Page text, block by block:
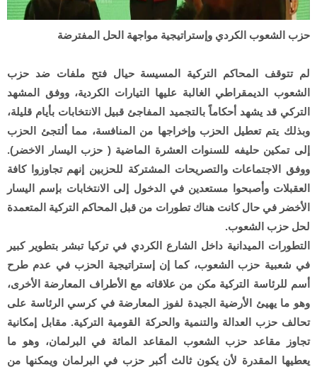
حزب الشعوب الكردي وإستراتيجية مواجهة الحل المفترضة
لم تتوقف المحاكم التركية المسيسة حيال فتح ملفات ضد حزب
الشعوب الديمقراطي الغالبة عليها التيارات الكردية، ووفق المشهد
التركي قد يشهد أحكاماً بالتجميد المفاجئ قبيل الانتخابات بأيام قليلة،
وبذلك يتم تعطيل الحزب وإخراجها من المنافسة، مما ألتجئ الحزب
إلى تمكين حليفه للسنوات العشرة الماضية ( حزب اليسار الاخضر).
ووفق الاجتماعات والتصريحات المشتركة للحزبين إنهم تجاوزوا كافة
العقبلات وأصبحوا مستعدين في الدخول إلى الانتخابات بإسم اليسار
الأخضر في حال كانت هناك تطورات من قبل المحاكم التركية المتعمدة
لحل حزب الشعوب.
التطورات الميدانية داخل الشارع الكردي في تركيا تبشر بتطوير كبير
في شعبية حزب الشعوب، كما إن إستراتيجية الحزب في عدم طرح
أسم للرئاسة التركية مكن من علاقاته مع الأطراف المعارضة الأخرى،
وهو ما يهيئ الأرضية الجيدة لفوز المعارضة في كرسي الرئاسة على
تحالف حزب العدالة والتنمية والحركة القومية التركية. مقابل إمكانية
تجاوز مقاعد حزب الشعوب المقاعد المائة في البرلمان، وهو ما
يعطيها المقدرة لأن يكون ثالث أكبر حزب في البرلمان ويمكنها من